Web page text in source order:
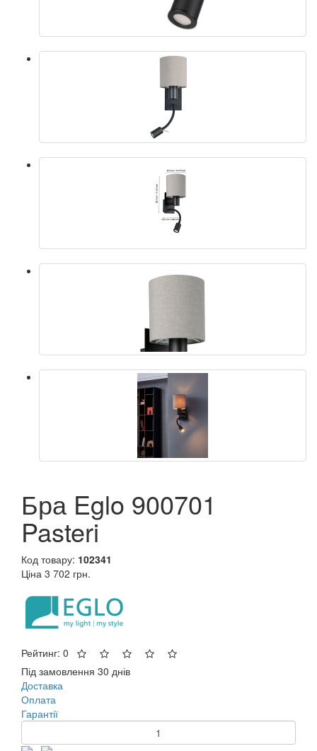
Бра Eglo 900701
Pasteri
Код товару: 102341
Ціна 3 702 грн.
Рейтинг: 0
Під замовлення 30 днів
Доставка
Оплата
Гарантії